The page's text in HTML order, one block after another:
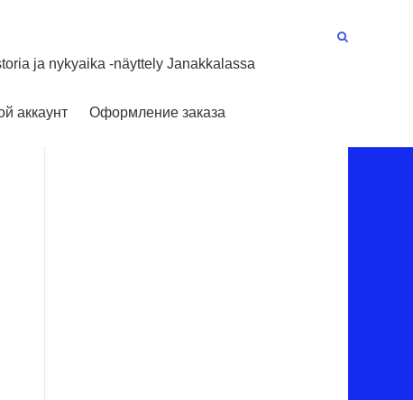
ja nykyaika -näyttely Janakkalassa
аккаунт Оформление заказа